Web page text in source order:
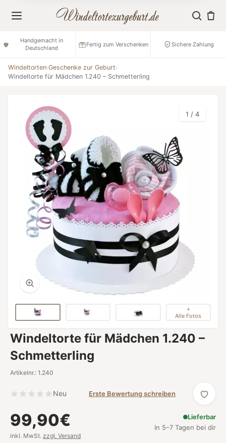
Handgemacht in
Deutschland
Fertig zum Verschenken Sichere Zahlung
Windeltorten›Geschenke zur Geburt›
Windeltorte für Mädchen 1.240 – Schmetterling
1 / 4
+
Alle Fotos
Windeltorte für Mädchen 1.240 –
Schmetterling
Artikelnr.: 1.240
Neu Erste Bewertung schreiben
99,90€
inkl. MwSt. zzgl. Versand
Lieferbar
In 5–7 Tagen bei dir